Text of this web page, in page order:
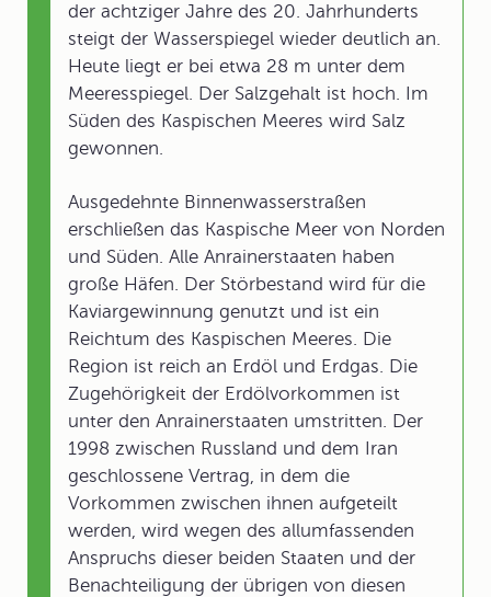
der achtziger Jahre des 20. Jahrhunderts
steigt der Wasserspiegel wieder deutlich an.
Heute liegt er bei etwa 28 m unter dem
Meeresspiegel. Der Salzgehalt ist hoch. Im
Süden des Kaspischen Meeres wird Salz
gewonnen.
Ausgedehnte Binnenwasserstraßen
erschließen das Kaspische Meer von Norden
und Süden. Alle Anrainerstaaten haben
große Häfen. Der Störbestand wird für die
Kaviargewinnung genutzt und ist ein
Reichtum des Kaspischen Meeres. Die
Region ist reich an Erdöl und Erdgas. Die
Zugehörigkeit der Erdölvorkommen ist
unter den Anrainerstaaten umstritten. Der
1998 zwischen Russland und dem Iran
geschlossene Vertrag, in dem die
Vorkommen zwischen ihnen aufgeteilt
werden, wird wegen des allumfassenden
Anspruchs dieser beiden Staaten und der
Benachteiligung der übrigen von diesen